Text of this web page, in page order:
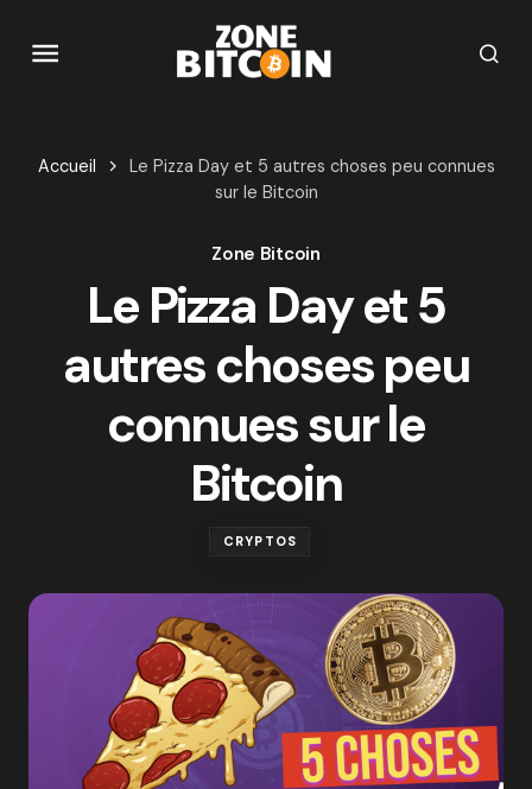
Accueil
Le Pizza Day et 5 autres choses peu connues
sur le Bitcoin
Zone Bitcoin
Le Pizza Day et 5
autres choses peu
connues sur le
Bitcoin
CRYPTOS